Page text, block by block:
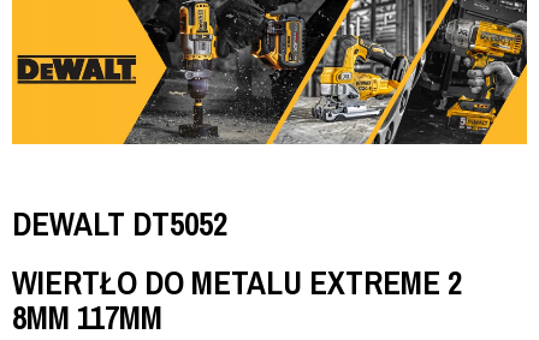
DEWALT DT5052
WIERTŁO DO METALU EXTREME 2
8MM 117MM